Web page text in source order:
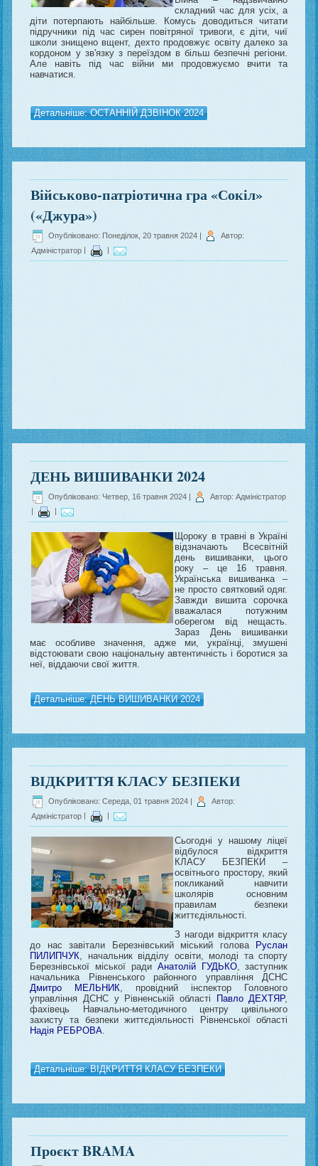
складний час для усіх, а
діти потерпають найбільше. Комусь доводиться читати
підручники під час сирен повітряної тривоги, є діти, чиї
школи знищено вщент, дехто продовжує освіту далеко за
кордоном у зв'язку з переїздом в більш безпечні регіони.
Але навіть під час війни ми продовжуємо вчити та
навчатися.
Детальніше: ОСТАННІЙ ДЗВІНОК 2024
Військово-патріотична гра «Сокіл»
(«Джура»)
Опубліковано: Понеділок, 20 травня 2024 |
Автор:
Адміністратор
ДЕНЬ ВИШИВАНКИ 2024
Опубліковано: Четвер, 16 травня 2024 |
Автор: Адміністратор
Щороку в травні в Україні
відзначають Всесвітній
день вишиванки, цього
року – це 16 травня.
Українська вишиванка –
не просто святковий одяг.
Завжди вишита сорочка
вважалася потужним
оберегом від нещасть.
Зараз День вишиванки
має особливе значення, адже ми, українці, змушені
відстоювати свою національну автентичність і боротися за
неї, віддаючи свої життя.
Детальніше: ДЕНЬ ВИШИВАНКИ 2024
ВІДКРИТТЯ КЛАСУ БЕЗПЕКИ
Опубліковано: Середа, 01 травня 2024 |
Автор:
Адміністратор
Сьогодні у нашому ліцеї
відбулося відкриття
КЛАСУ БЕЗПЕКИ –
освітнього простору, який
покликаний навчити
школярів основним
правилам безпеки
життєдіяльності.
З нагоди відкриття класу
до нас завітали Березнівський міський голова
Руслан
ПИЛИПЧУК, начальник відділу освіти, молоді та спорту
Березнівської міської ради Анатолій ГУДЬКО, заступник
начальника Рівненського районного управління ДСНС
Дмитро МЕЛЬНИК, провідний інспектор Головного
управління ДСНС у Рівненській області
Павло ДЕХТЯР,
фахівець Навчально-методичного центру цивільного
захисту та безпеки життєдіяльності Рівненської області
Надія РЕБРОВА.
Детальніше: ВІДКРИТТЯ КЛАСУ БЕЗПЕКИ
Проєкт BRAMA